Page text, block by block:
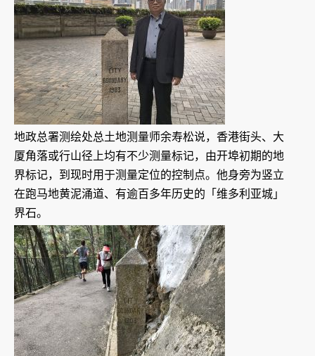
地政总署测绘处总土地测量师余寿松说，香港街头、大
厦角落或行山径上均有不少测量标记，由开埠初期的地
界标记，到现时用于测量定位的控制点。他身旁为竖立
在跑马地黄泥涌道、有逾百多年历史的「维多利亚城」
界石。